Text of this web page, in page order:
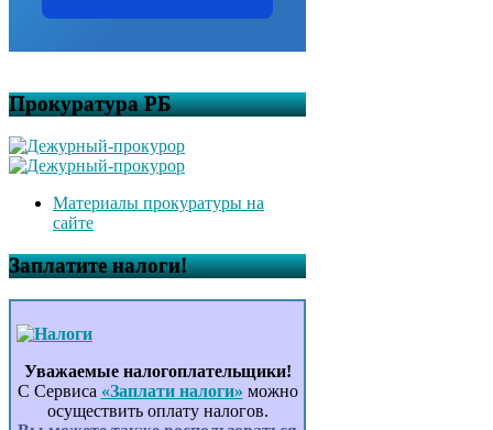
Прокуратура РБ
Материалы прокуратуры на
сайте
Заплатите налоги!
Уважаемые налогоплательщики!
С Сервиса «Заплати налоги» можно
осуществить оплату налогов.